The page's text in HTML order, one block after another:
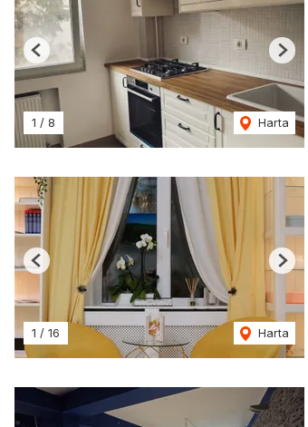
1 / 8 Harta
Previous Next
1 / 16 Harta
Previous Next